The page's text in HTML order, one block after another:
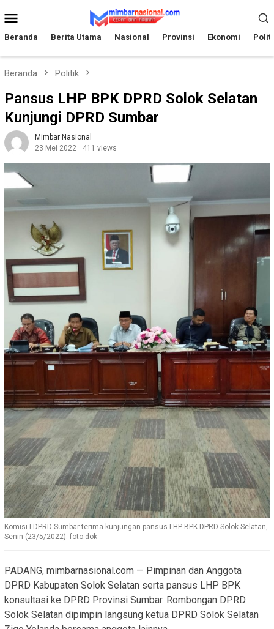
ke
Mobile
Beranda Berita Utama Nasional Provinsi Ekonomi
Beranda Politik
Pansus LHP BPK DPRD Solok Selatan
Kunjungi DPRD Sumbar
Mimbar Nasional
23 Mei 2022
411 views
Komisi I DPRD Sumbar terima kunjungan pansus LHP BPK DPRD Solok Selatan,
Senin (23/5/2022). foto.dok
PADANG, mimbarnasional.com — Pimpinan dan Anggota
DPRD Kabupaten Solok Selatan serta pansus LHP BPK
konsultasi ke DPRD Provinsi Sumbar. Rombongan DPRD
Solok Selatan dipimpin langsung ketua DPRD Solok Selatan